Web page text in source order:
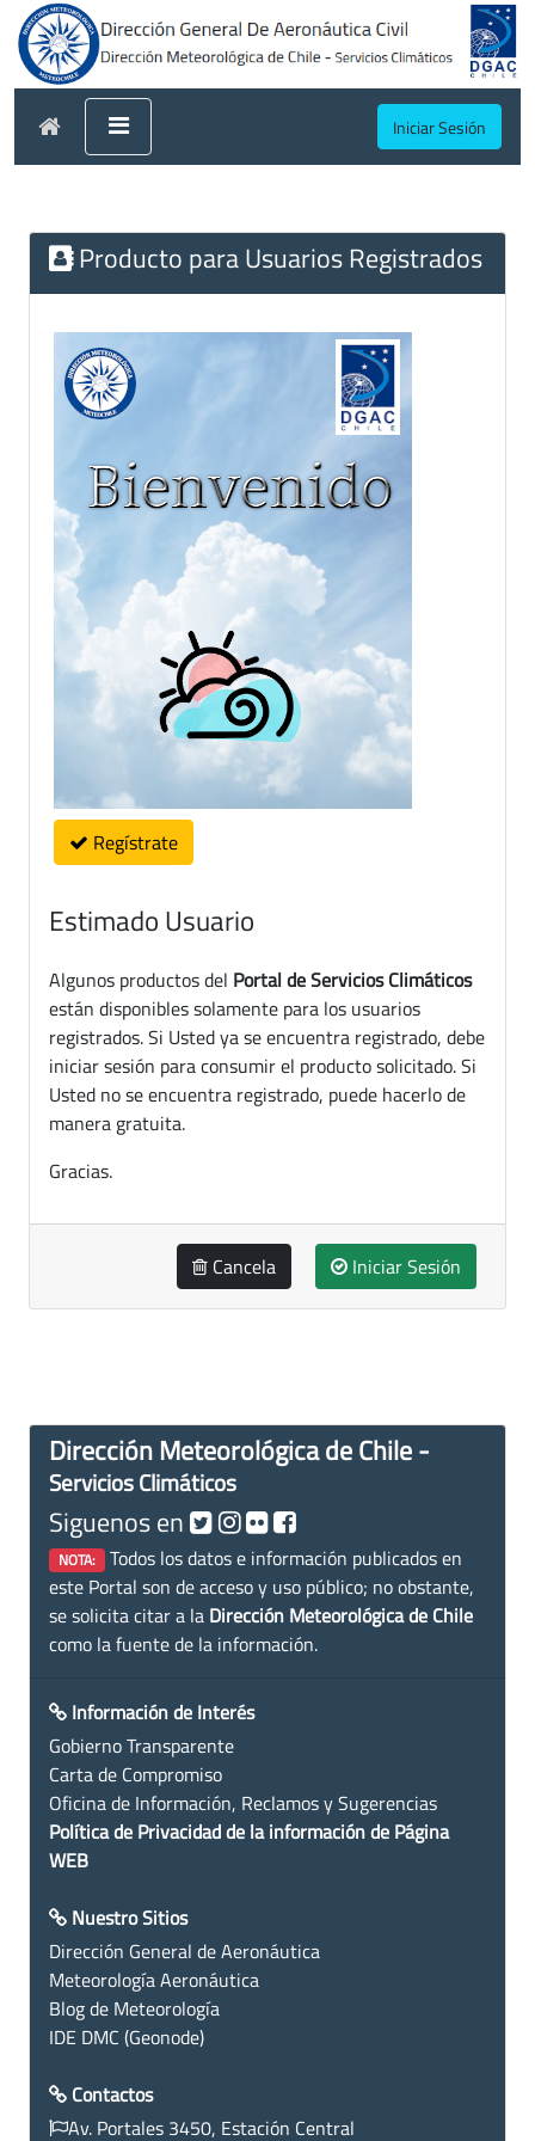
Iniciar Sesión
Producto para Usuarios Registrados
Regístrate
Estimado Usuario
Algunos productos del Portal de Servicios Climáticos
están disponibles solamente para los usuarios
registrados. Si Usted ya se encuentra registrado, debe
iniciar sesión para consumir el producto solicitado. Si
Usted no se encuentra registrado, puede hacerlo de
manera gratuita.
Gracias.
Cancela Iniciar Sesión
Dirección Meteorológica de Chile -
Servicios Climáticos
Siguenos en
NOTA: Todos los datos e información publicados en
este Portal son de acceso y uso público; no obstante,
se solicita citar a la Dirección Meteorológica de Chile
como la fuente de la información.
Información de Interés
Gobierno Transparente
Carta de Compromiso
Oficina de Información, Reclamos y Sugerencias
Política de Privacidad de la información de Página
WEB
Nuestro Sitios
Dirección General de Aeronáutica
Meteorología Aeronáutica
Blog de Meteorología
IDE DMC (Geonode)
Contactos
Av. Portales 3450, Estación Central